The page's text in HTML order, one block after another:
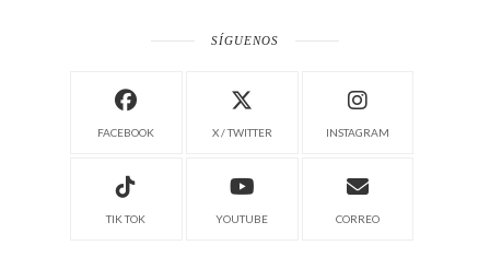
SÍGUENOS
FACEBOOK X / TWITTER INSTAGRAM
TIK TOK YOUTUBE CORREO